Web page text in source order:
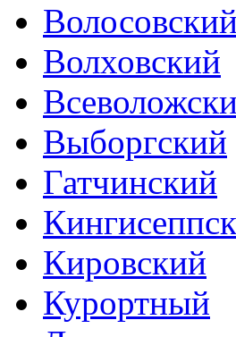
Волосовский
Волховский
Выборгский
Гатчинский
Кировский
Курортный